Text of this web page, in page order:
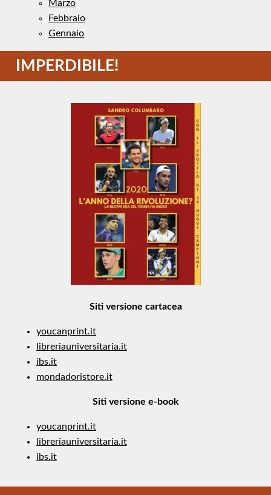
Marzo
Febbraio
Gennaio
IMPERDIBILE!
Siti versione cartacea
youcanprint.it
libreriauniversitaria.it
ibs.it
mondadoristore.it
Siti versione e-book
youcanprint.it
libreriauniversitaria.it
ibs.it